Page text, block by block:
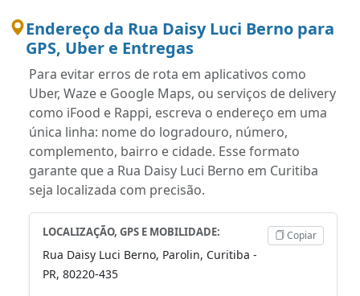
Endereço da Rua Daisy Luci Berno para
GPS, Uber e Entregas
Para evitar erros de rota em aplicativos como
Uber, Waze e Google Maps, ou serviços de delivery
como iFood e Rappi, escreva o endereço em uma
única linha: nome do logradouro, número,
complemento, bairro e cidade. Esse formato
garante que a Rua Daisy Luci Berno em Curitiba
seja localizada com precisão.
LOCALIZAÇÃO, GPS E MOBILIDADE:
Rua Daisy Luci Berno, Parolin, Curitiba -
PR, 80220-435
Copiar